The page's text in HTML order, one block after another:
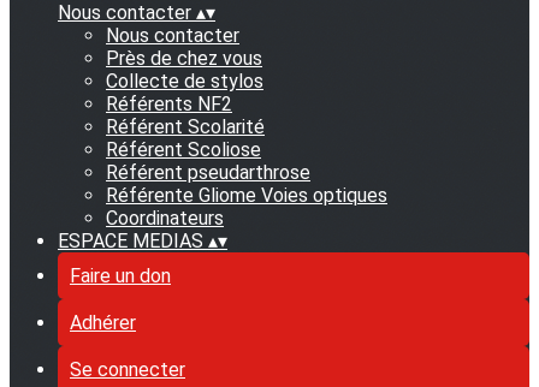
Nous contacter ▴▾
Nous contacter
Près de chez vous
Collecte de stylos
Référents NF2
Référent Scolarité
Référent Scoliose
Référent pseudarthrose
Référente Gliome Voies optiques
Coordinateurs
ESPACE MEDIAS ▴▾
Faire un don
Adhérer
Se connecter